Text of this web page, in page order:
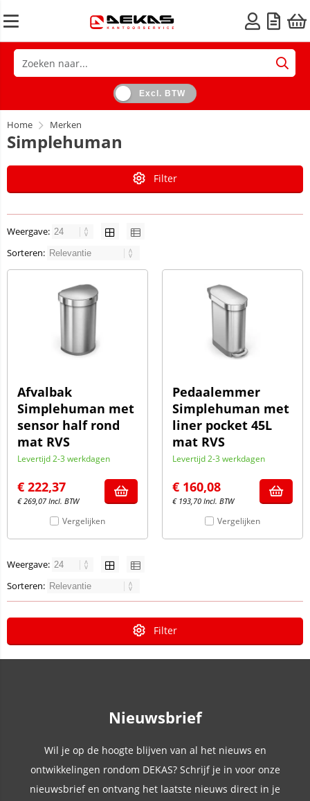
Excl. BTW
Home Merken
Simplehuman
Filter
Weergave:
Sorteren:
Afvalbak
Simplehuman met
sensor half rond
mat RVS
Levertijd 2-3 werkdagen
€ 222,37
€269,07 Incl. BTW
Vergelijken
Pedaalemmer
Simplehuman met
liner pocket 45L
mat RVS
Levertijd 2-3 werkdagen
€ 160,08
€ 193,70 Incl. BTW
Vergelijken
Weergave:
Sorteren:
Filter
Nieuwsbrief
Wil je op de hoogte blijven van al het nieuws en
ontwikkelingen rondom DEKAS? Schrijf je in voor onze
nieuwsbrief en ontvang het laatste nieuws direct in je